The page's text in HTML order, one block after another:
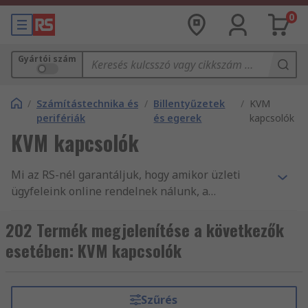
0
Gyártói szám
/ Számítástechnika és
perifériák
/ Billentyűzetek
és egerek
/ KVM
kapcsolók
KVM kapcsolók
Mi az RS-nél garantáljuk, hogy amikor üzleti
ügyfeleink online rendelnek nálunk, a
szabványoknak megfelelő termékeket vásárolják.
Ügyfélszolgálatunk magas minőségére méltán
építhetjük hírnevünket. Több mint 550 000
Számítástechnika és perifériák széles
202 Termék megjelenítése a következők
esetében: KVM kapcsolók
Szűrés